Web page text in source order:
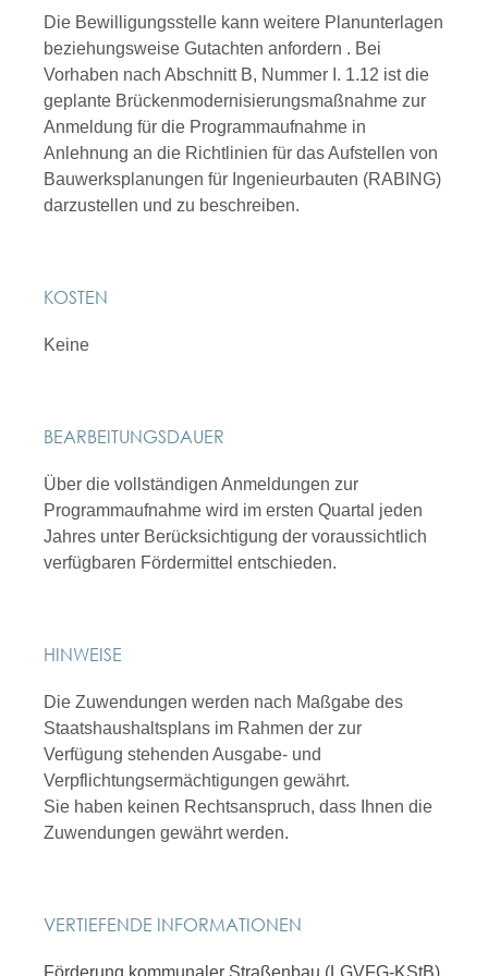
Die Bewilligungsstelle kann weitere Planunterlagen
beziehungsweise Gutachten anfordern . Bei
Vorhaben nach Abschnitt B, Nummer I. 1.12 ist die
geplante Brückenmodernisierungsmaßnahme zur
Anmeldung für die Programmaufnahme in
Anlehnung an die Richtlinien für das Aufstellen von
Bauwerksplanungen für Ingenieurbauten (RABING)
darzustellen und zu beschreiben.
KOSTEN
Keine
BEARBEITUNGSDAUER
Über die vollständigen Anmeldungen zur
Programmaufnahme wird im ersten Quartal jeden
Jahres unter Berücksichtigung der voraussichtlich
verfügbaren Fördermittel entschieden.
HINWEISE
Die Zuwendungen werden nach Maßgabe des
Staatshaushaltsplans im Rahmen der zur
Verfügung stehenden Ausgabe- und
Verpflichtungsermächtigungen gewährt.
Sie haben keinen Rechtsanspruch, dass Ihnen die
Zuwendungen gewährt werden.
VERTIEFENDE INFORMATIONEN
Förderung kommunaler Straßenbau (LGVFG-KStB)